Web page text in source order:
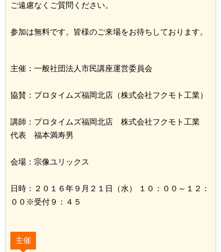
ご遠慮なくご質問ください。
参加は無料です。皆様のご来場をお待ちしております。
主催：一般社団法人市民講座運営委員会
協賛：プロタイムズ福岡北店（株式会社フクモト工業）
講師：プロタイムズ福岡北店 株式会社フクモト工業
代表 福本満寿男
会場：宗像ユリックス
日時：２０１６年９月２１日（水） １０：００～１２：
００※受付９：４５
主催